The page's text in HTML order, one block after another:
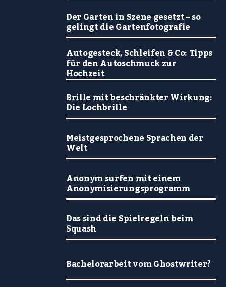
Der Garten in Szene gesetzt – so
gelingt die Gartenfotografie
Autogesteck, Schleifen & Co: Tipps
für den Autoschmuck zur
Hochzeit
Brille mit beschränkter Wirkung:
Die Lochbrille
Meistgesprochene Sprachen der
Welt
Anonym surfen mit einem
Anonymisierungsprogramm
Das sind die Spielregeln beim
Squash
Bachelorarbeit vom Ghostwriter?